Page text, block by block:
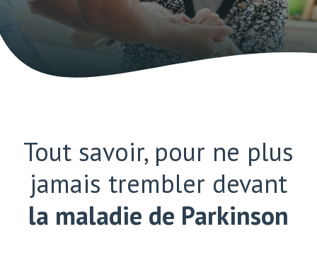
Tout savoir, pour ne plus
jamais trembler devant
la maladie de Parkinson